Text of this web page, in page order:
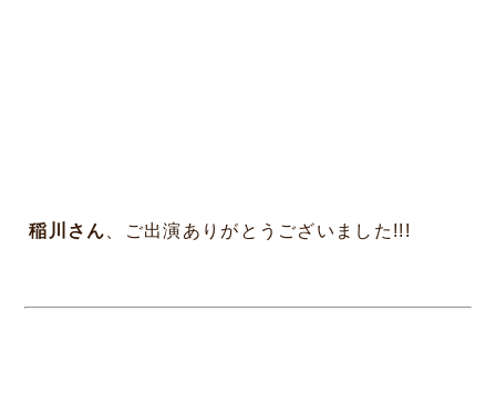
稲川さん 、ご出演ありがとうございました!!!